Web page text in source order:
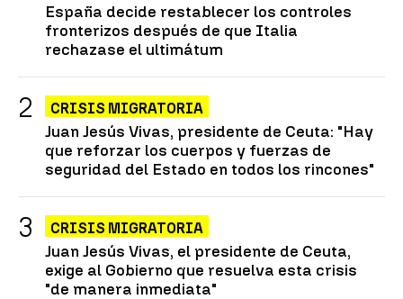
España decide restablecer los controles
fronterizos después de que Italia
rechazase el ultimátum
CRISIS MIGRATORIA
Juan Jesús Vivas, presidente de Ceuta: "Hay
que reforzar los cuerpos y fuerzas de
seguridad del Estado en todos los rincones"
CRISIS MIGRATORIA
Juan Jesús Vivas, el presidente de Ceuta,
exige al Gobierno que resuelva esta crisis
"de manera inmediata"